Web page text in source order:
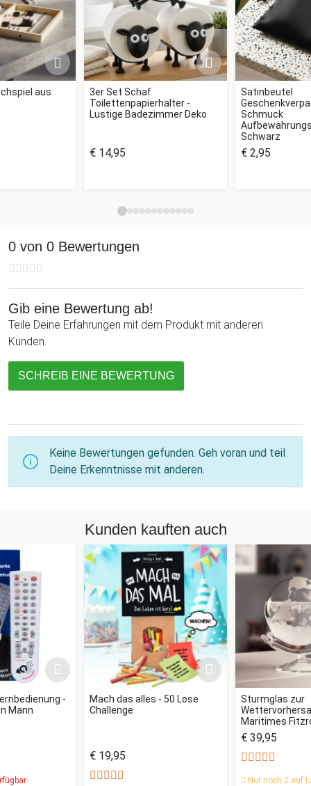
aus
3er Set Schaf
Toilettenpapierhalter -
Lustige Badezimmer Deko
€ 14,95
Satinbeutel
Schmuck
Schwarz
€ 2,95
0 von 0 Bewertungen
Gib eine Bewertung ab!
Teile Deine Erfahrungen mit dem Produkt mit anderen
Kunden.
SCHREIB EINE BEWERTUNG
Keine Bewertungen gefunden. Geh voran und teil
Deine Erkenntnisse mit anderen.
Kunden kauften auch
-
Mann
Mach das alles - 50 Lose
Challenge
€ 19,95
Sturmglas zur
Maritimes
€ 39,95
Nur noch 2 auf